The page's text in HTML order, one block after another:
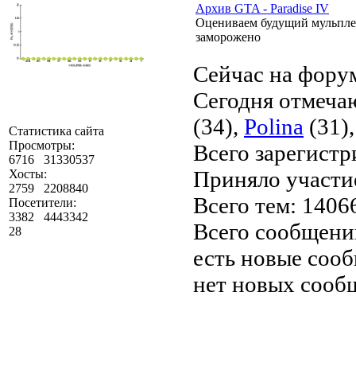
Статистика сайта
Просмотры:
6716
31330537
Хосты:
2759
2208840
Посетители:
3382
4443342
28
Архив GTA - Paradise IV
Оцениваем будущий
заморожено
Сейчас на
Сегодня
(34), Polina (31
Всего
Приняло
Всего тем:
Всего
есть новые
нет новых